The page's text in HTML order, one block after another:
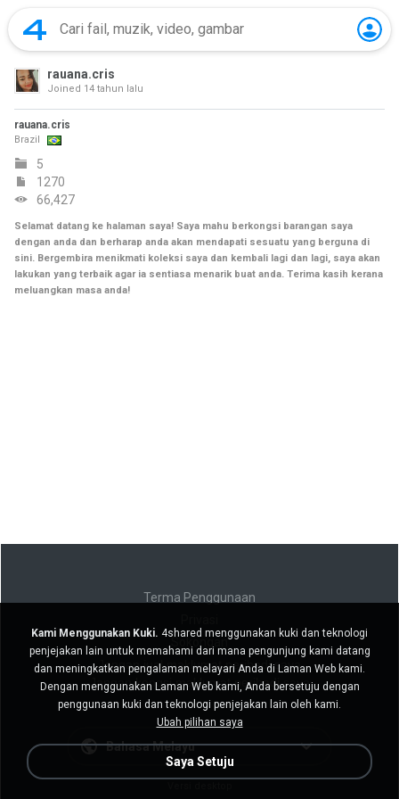
rauana.cris
Joined 14 tahun lalu
rauana.cris
Brazil
5
1270
66,427
Selamat datang ke halaman saya! Saya mahu berkongsi barangan saya
dengan anda dan berharap anda akan mendapati sesuatu yang berguna di
sini. Bergembira menikmati koleksi saya dan kembali lagi dan lagi, saya akan
lakukan yang terbaik agar ia sentiasa menarik buat anda. Terima kasih kerana
meluangkan masa anda!
Terma Penggunaan
Jangan jual maklumat peribadi saya
Jangan kongsi maklumat peribadi saya
Bahasa Melayu
Kami Menggunakan Kuki. 4shared menggunakan kuki dan teknologi
penjejakan lain untuk memahami dari mana pengunjung kami datang
dan meningkatkan pengalaman melayari Anda di Laman Web kami.
Dengan menggunakan Laman Web kami, Anda bersetuju dengan
penggunaan kuki dan teknologi penjejakan lain oleh kami.
Ubah pilihan saya
Saya Setuju